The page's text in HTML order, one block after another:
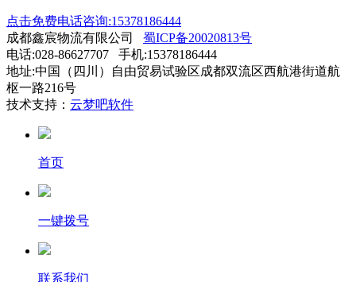
点击免费电话咨询:15378186444
成都鑫宸物流有限公司 蜀ICP备20020813号
电话:028-86627707 手机:15378186444
地址:中国（四川）自由贸易试验区成都双流区西航港街道航
枢一路216号
技术支持： 云梦吧软件
首页
一键拨号
联系我们